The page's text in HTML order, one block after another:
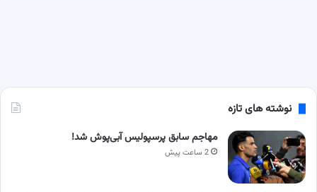
نوشته های تازه
مهاجم سابق پرسپولیس آبی‌پوش شد!
2 ساعت پیش